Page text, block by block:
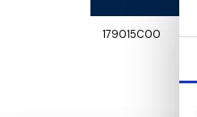
179015C00